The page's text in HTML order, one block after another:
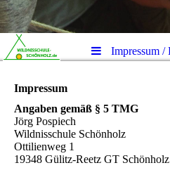
Impressum /
Impressum
Angaben gemäß § 5 TMG
Jörg Pospiech
Wildnisschule Schönholz
Ottilienweg 1
19348 Gülitz-Reetz GT Schönholz